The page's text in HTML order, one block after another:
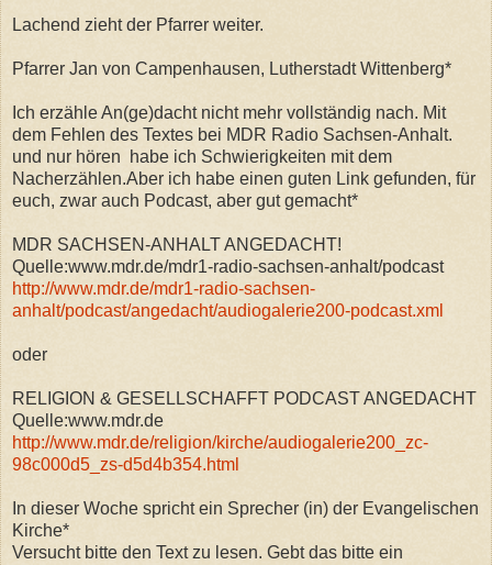
Lachend zieht der Pfarrer weiter.
Pfarrer Jan von Campenhausen, Lutherstadt Wittenberg*
Ich erzähle An(ge)dacht nicht mehr vollständig nach. Mit
dem Fehlen des Textes bei MDR Radio Sachsen-Anhalt.
und nur hören habe ich Schwierigkeiten mit dem
Nacherzählen.Aber ich habe einen guten Link gefunden, für
euch, zwar auch Podcast, aber gut gemacht*
MDR SACHSEN-ANHALT ANGEDACHT!
Quelle:www.mdr.de/mdr1-radio-sachsen-anhalt/podcast
http://www.mdr.de/mdr1-radio-sachsen-
anhalt/podcast/angedacht/audiogalerie200-podcast.xml
oder
RELIGION & GESELLSCHAFFT PODCAST ANGEDACHT
Quelle:www.mdr.de
http://www.mdr.de/religion/kirche/audiogalerie200_zc-
98c000d5_zs-d5d4b354.html
In dieser Woche spricht ein Sprecher (in) der Evangelischen
Kirche*
Versucht bitte den Text zu lesen. Gebt das bitte ein